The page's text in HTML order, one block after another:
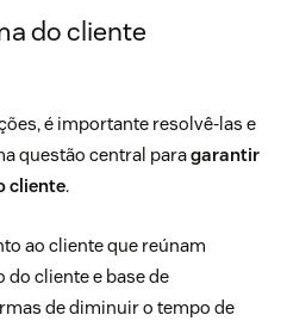
do cliente
é importante resolvê-las e
questão central paragarantir
cliente.
ao clienteque reúnam
cliente e base de
de diminuir o tempo de